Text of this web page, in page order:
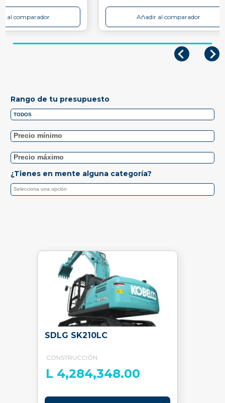
al comparador Añadir al comparador
Rango de tu presupuesto
¿Tienes en mente alguna categoría?
SDLG SK210LC
CONSTRUCCIÓN
L 4,284,348.00